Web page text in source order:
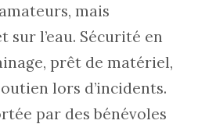
mais
l’eau. Sécurité en
prêt de matériel,
lors d’incidents.
par des bénévoles